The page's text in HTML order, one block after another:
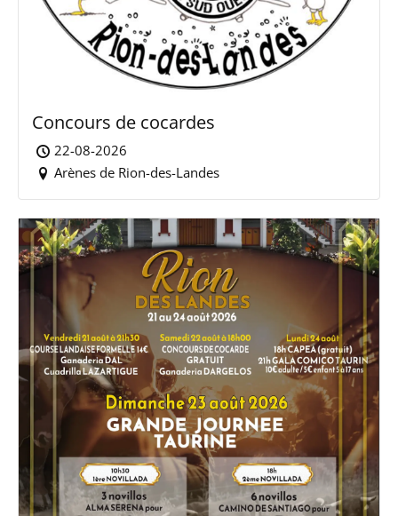
Concours de cocardes
22-08-2026
Arènes de Rion-des-Landes